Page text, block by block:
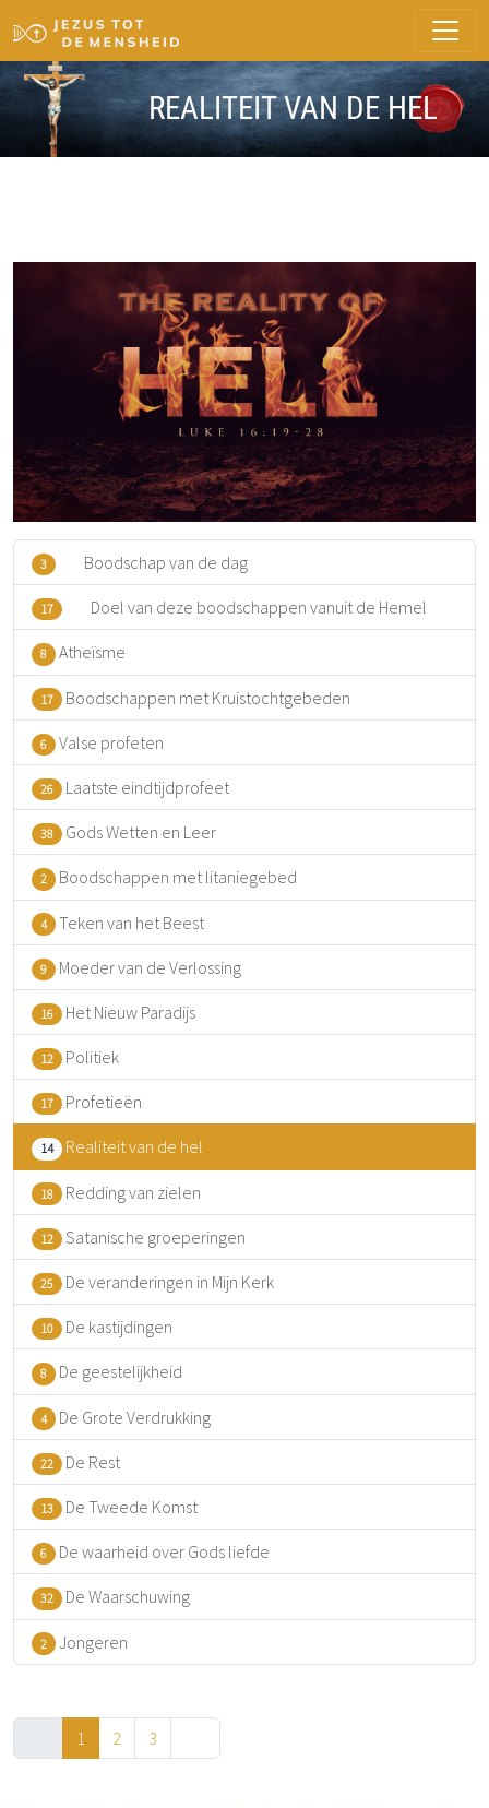
REALITEIT VAN DE HEL
3 Boodschap van de dag
17 Doel van deze boodschappen vanuit de Hemel
8 Atheïsme
17 Boodschappen met Kruistochtgebeden
6 Valse profeten
26 Laatste eindtijdprofeet
38 Gods Wetten en Leer
2 Boodschappen met litaniegebed
4 Teken van het Beest
9 Moeder van de Verlossing
16 Het Nieuw Paradijs
12 Politiek
17 Profetieën
14 Realiteit van de hel
18 Redding van zielen
12 Satanische groeperingen
25 De veranderingen in Mijn Kerk
10 De kastijdingen
8 De geestelijkheid
4 De Grote Verdrukking
22 De Rest
13 De Tweede Komst
6 De waarheid over Gods liefde
32 De Waarschuwing
2 Jongeren
1 2 3